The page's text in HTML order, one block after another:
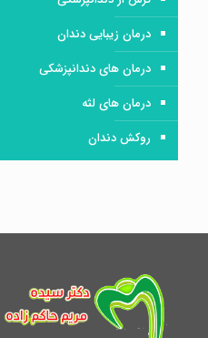
درمان زیبایی دندان
درمان های دندانپزشکی
درمان های لثه
روکش دندان